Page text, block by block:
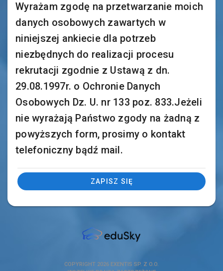
Wyrażam zgodę na przetwarzanie moich
danych osobowych zawartych w
niniejszej ankiecie dla potrzeb
niezbędnych do realizacji procesu
rekrutacji zgodnie z Ustawą z dn.
29.08.1997r. o Ochronie Danych
Osobowych Dz. U. nr 133 poz. 833.Jeżeli
nie wyrażają Państwo zgody na żadną z
powyższych form, prosimy o kontakt
telefoniczny bądź mail.
ZAPISZ SIĘ
COPYRIGHT 2026 EXENTIS SP. Z O.O.